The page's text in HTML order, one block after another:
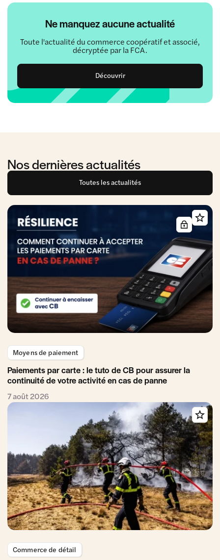
Ne manquez aucune actualité
Toute l'actualité du commerce coopératif et associé,
décryptée par la FCA.
Découvrir
Nos dernières actualités
Toutes les actualités
Moyens de paiement
Paiements par carte : le tuto de CB pour assurer la
continuité de votre activité en cas de panne
7 août 2026
Commerce de détail